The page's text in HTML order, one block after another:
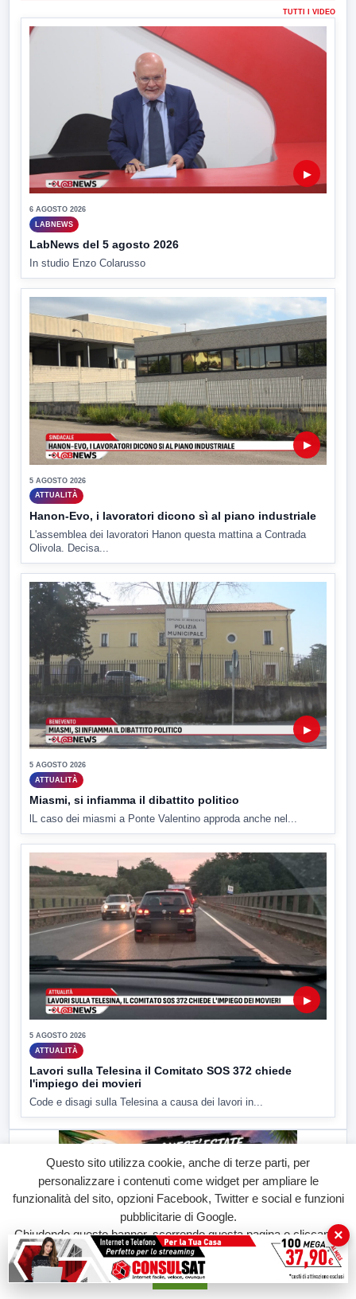
TUTTI I VIDEO
▶
6 AGOSTO 2026
LABNEWS
LabNews del 5 agosto 2026
In studio Enzo Colarusso
▶
5 AGOSTO 2026
ATTUALITÀ
Hanon-Evo, i lavoratori dicono sì al piano industriale
L'assemblea dei lavoratori Hanon questa mattina a Contrada
Olivola. Decisa...
▶
5 AGOSTO 2026
ATTUALITÀ
Miasmi, si infiamma il dibattito politico
lL caso dei miasmi a Ponte Valentino approda anche nel...
▶
5 AGOSTO 2026
ATTUALITÀ
Lavori sulla Telesina il Comitato SOS 372 chiede
l'impiego dei movieri
Code e disagi sulla Telesina a causa dei lavori in...
Questo sito utilizza cookie, anche di terze parti, per
personalizzare i contenuti come widget per ampliare le
funzionalità del sito, opzioni Facebook, Twitter e social e funzioni
pubblicitarie di Google.
Chiudendo questo banner, scorrendo questa pagina o cliccando
su qualunque suo elemento acconsenti all'uso dei cookie.
Accetta
×